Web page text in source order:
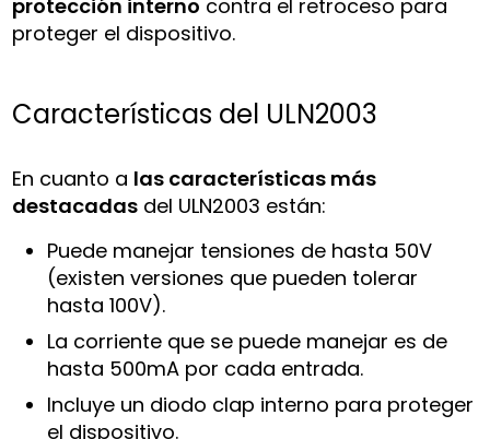
protección interno contra el retroceso para
proteger el dispositivo.
Características del ULN2003
En cuanto a las características más
destacadas del ULN2003 están:
Puede manejar tensiones de hasta 50V
(existen versiones que pueden tolerar
hasta 100V).
La corriente que se puede manejar es de
hasta 500mA por cada entrada.
Incluye un diodo clap interno para proteger
el dispositivo.